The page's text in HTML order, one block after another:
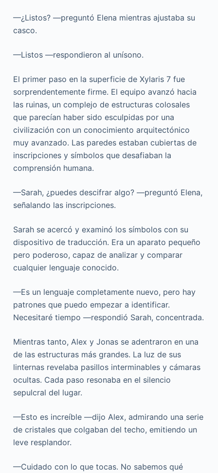
—¿Listos? —preguntó Elena mientras ajustaba su
casco.
—Listos —respondieron al unísono.
El primer paso en la superficie de Xylaris 7 fue
sorprendentemente firme. El equipo avanzó hacia
las ruinas, un complejo de estructuras colosales
que parecían haber sido esculpidas por una
civilización con un conocimiento arquitectónico
muy avanzado. Las paredes estaban cubiertas de
inscripciones y símbolos que desafiaban la
comprensión humana.
—Sarah, ¿puedes descifrar algo? —preguntó Elena,
señalando las inscripciones.
Sarah se acercó y examinó los símbolos con su
dispositivo de traducción. Era un aparato pequeño
pero poderoso, capaz de analizar y comparar
cualquier lenguaje conocido.
—Es un lenguaje completamente nuevo, pero hay
patrones que puedo empezar a identificar.
Necesitaré tiempo —respondió Sarah, concentrada.
Mientras tanto, Alex y Jonas se adentraron en una
de las estructuras más grandes. La luz de sus
linternas revelaba pasillos interminables y cámaras
ocultas. Cada paso resonaba en el silencio
sepulcral del lugar.
—Esto es increíble —dijo Alex, admirando una serie
de cristales que colgaban del techo, emitiendo un
leve resplandor.
—Cuidado con lo que tocas. No sabemos qué